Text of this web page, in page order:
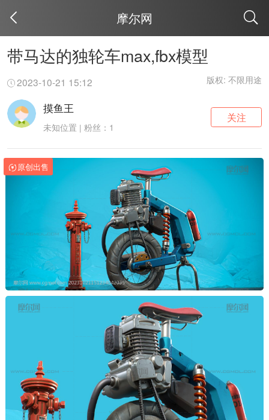
摩尔网
带马达的独轮车max,fbx模型
2023-10-21 15:12 版权: 不限用途
摸鱼王
未知位置 | 粉丝：1
关注
原创出售
取消